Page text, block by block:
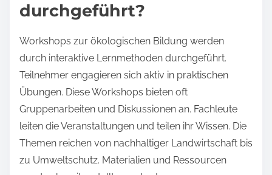
durchgeführt?
Workshops zur ökologischen Bildung werden
durch interaktive Lernmethoden durchgeführt.
Teilnehmer engagieren sich aktiv in praktischen
Übungen. Diese Workshops bieten oft
Gruppenarbeiten und Diskussionen an. Fachleute
leiten die Veranstaltungen und teilen ihr Wissen. Die
Themen reichen von nachhaltiger Landwirtschaft bis
zu Umweltschutz. Materialien und Ressourcen